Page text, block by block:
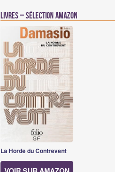
Livres – Sélection Amazon
La Horde du Contrevent